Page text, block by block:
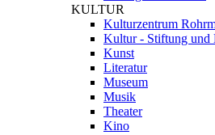
KULTUR
Kulturzentrum
Kultur - Stiftung und
Kunst
Literatur
Museum
Musik
Theater
Kino